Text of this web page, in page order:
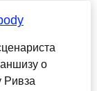
о
Ривза